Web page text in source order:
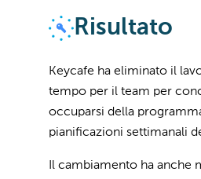
Risultato
Keycafe ha eliminato il
tempo per il team per
occuparsi della
pianificazioni settimanali
Il cambiamento ha anche